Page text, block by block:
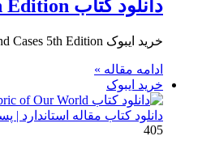
دانلود کتاب Ethical Obligations and Decision-Making in Accounting Text and Cases 5th Edition
خرید ایبوک Ethical Obligations and Decision-Making in Accounting Text and Cases 5th Edition برای دانلود ایبوک Ethical Obligations and Decision-Making…
ادامه مقاله »
خرید ایبوک
دانلود کتاب مقاله استاندارد
405